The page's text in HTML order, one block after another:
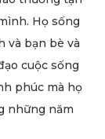
Họ sống
và bạn bè và
cuộc sống
phúc mà họ
những năm